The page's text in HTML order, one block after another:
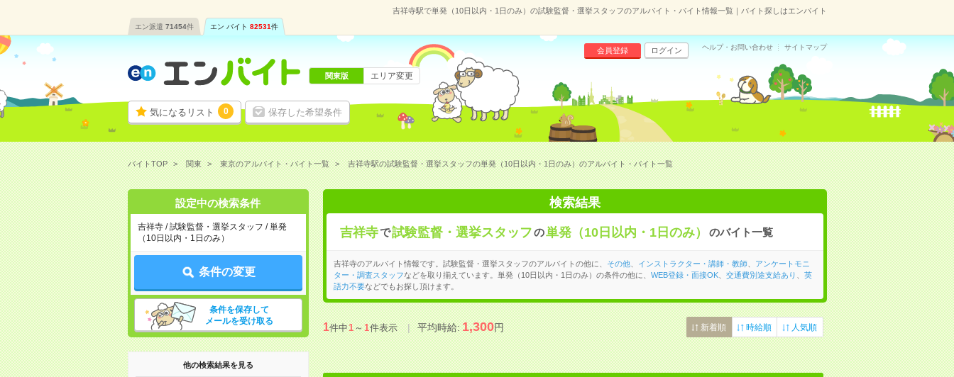
吉祥寺駅で単発（10日以内・1日のみ）の試験監督・選挙スタッフのアルバイト・バイト情報一覧｜バイト探しはエンバイト
エン派遣 71454件 エン バイト 82531件
気になるリスト 0 保存した希望条件
会員登録 ログイン ヘルプ・お問い合わせ サイトマップ
関東版 エリア変更
バイトTOP 関東 東京のアルバイト・バイト一覧 吉祥寺駅の試験監督・選挙スタッフの単発（10日以内・1日のみ）のアルバイト・バイト一覧
設定中の検索条件
吉祥寺 / 試験監督・選挙スタッフ / 単発
（10日以内・1日のみ）
条件の変更
条件を保存して
メールを受け取る
他の検索結果を見る
検索結果
吉祥寺で試験監督・選挙スタッフの単発（10日以内・1日のみ） のバイト一覧
吉祥寺のアルバイト情報です。試験監督・選挙スタッフのアルバイトの他に、 その他、 インストラクター・講師・教師、
アンケートモニ
ター・調査スタッフなどを取り揃えています。単発（10日以内・1日のみ）の条件の他に、 WEB登録・面接OK、 交通費別途支給あり
英
語力不要などでもお探し頂けます。
1件中1～1件表示 平均時給:1,300円 新着順 時給順 人気順